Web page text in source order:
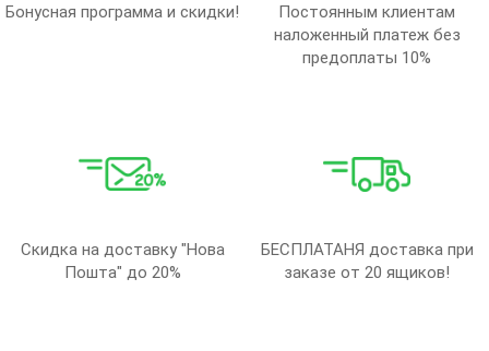
Бонусная программа и скидки!
Постоянным клиентам
наложенный платеж без
предоплаты 10%
Скидка на доставку "Нова
Пошта" до 20%
БЕСПЛАТАНЯ доставка при
заказе от 20 ящиков!